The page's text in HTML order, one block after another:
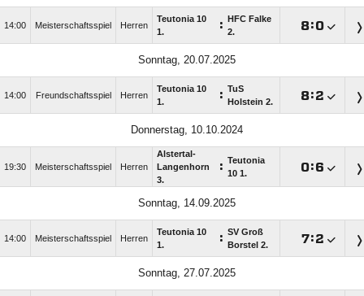
14:00 Meisterschaftsspiel Herren
Teutonia 10
1.
:
HFC Falke
2.
:
Sonntag, 20.07.2025
14:00 Freundschaftsspiel Herren
Teutonia 10
1.
: TuS
Holstein 2.
:
Donnerstag, 10.10.2024
19:30 Meisterschaftsspiel Herren
Alstertal-
Langenhorn
3.
: Teutonia
10 1.
:
Sonntag, 14.09.2025
14:00 Meisterschaftsspiel Herren
Teutonia 10
1.
: SV Groß
Borstel 2.
:
Sonntag, 27.07.2025